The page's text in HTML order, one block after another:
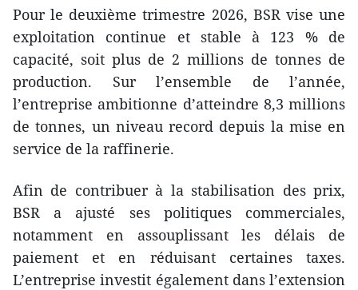
Pour le deuxième trimestre 2026, BSR vise une
exploitation continue et stable à 123 % de
capacité, soit plus de 2 millions de tonnes de
production. Sur l’ensemble de l’année,
l’entreprise ambitionne d’atteindre 8,3 millions
de tonnes, un niveau record depuis la mise en
service de la raffinerie.
Afin de contribuer à la stabilisation des prix,
BSR a ajusté ses politiques commerciales,
notamment en assouplissant les délais de
paiement et en réduisant certaines taxes.
L’entreprise investit également dans l’extension